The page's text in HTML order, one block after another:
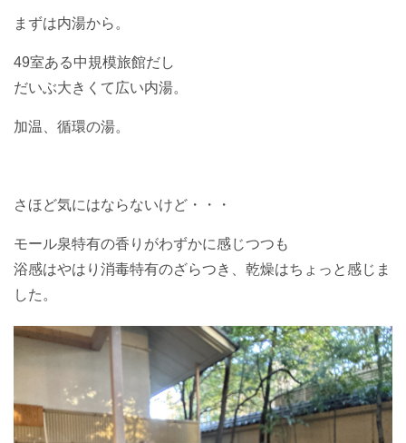
まずは内湯から。
49室ある中規模旅館だし
だいぶ大きくて広い内湯。
加温、循環の湯。
さほど気にはならないけど・・・
モール泉特有の香りがわずかに感じつつも
浴感はやはり消毒特有のざらつき、乾燥はちょっと感じま
した。